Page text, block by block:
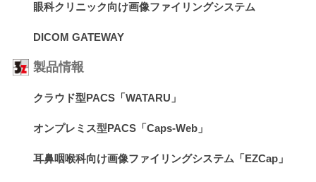
眼科クリニック向け画像ファイリングシステム
DICOM GATEWAY
製品情報
クラウド型PACS「WATARU」
オンプレミス型PACS「Caps-Web」
耳鼻咽喉科向け画像ファイリングシステム「EZCap」